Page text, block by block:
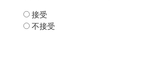
接受
不接受